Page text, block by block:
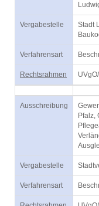
Vergabestelle
Stadt
Verfahrensart
Rechtsrahmen
Ausschreibung
Pfalz,
Vergabestelle
Verfahrensart